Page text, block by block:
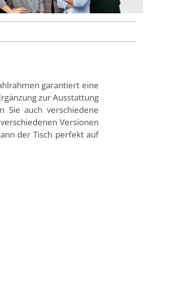
garantiert eine
zur Ausstattung
Sie auch verschiedene
Versionen
der Tisch perfekt auf